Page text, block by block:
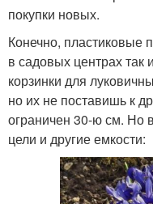
покупки новых.
Конечно, пластиковые
в садовых центрах
корзинки для
но их не поставишь к
ограничен 30-ю см. Но
цели и другие емкости: